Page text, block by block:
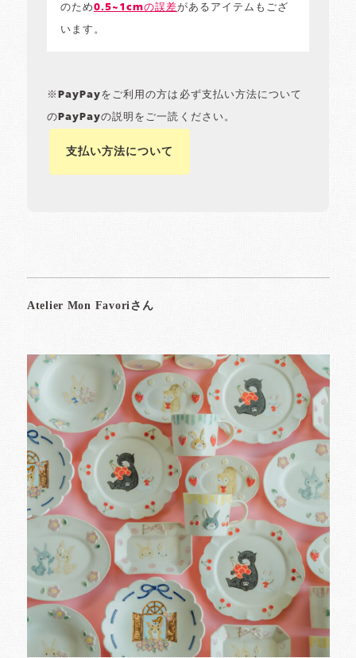
のため0.5~1cmの誤差があるアイテムもござ
います。
※PayPayをご利用の方は必ず支払い方法について
のPayPayの説明をご一読ください。
支払い方法について